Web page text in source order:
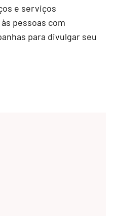
e serviços
pessoas com
para divulgar seu